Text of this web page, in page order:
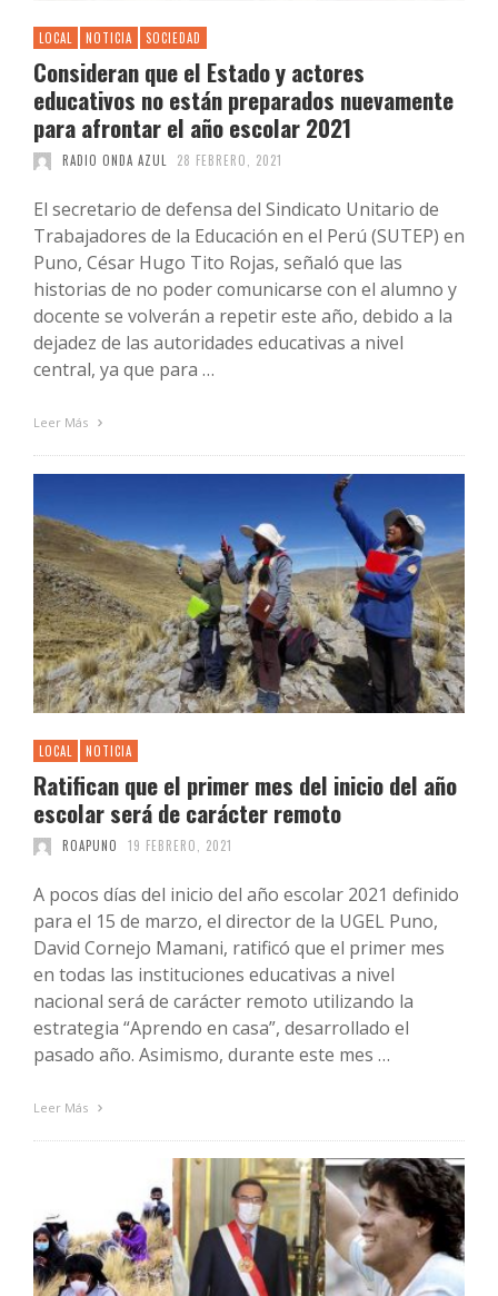
LOCAL NOTICIA SOCIEDAD
Consideran que el Estado y actores
educativos no están preparados nuevamente
para afrontar el año escolar 2021
RADIO ONDA AZUL 28 FEBRERO, 2021
El secretario de defensa del Sindicato Unitario de
Trabajadores de la Educación en el Perú (SUTEP) en
Puno, César Hugo Tito Rojas, señaló que las
historias de no poder comunicarse con el alumno y
docente se volverán a repetir este año, debido a la
dejadez de las autoridades educativas a nivel
central, ya que para …
Leer Más
LOCAL NOTICIA
Ratifican que el primer mes del inicio del año
escolar será de carácter remoto
ROAPUNO 19 FEBRERO, 2021
A pocos días del inicio del año escolar 2021 definido
para el 15 de marzo, el director de la UGEL Puno,
David Cornejo Mamani, ratificó que el primer mes
en todas las instituciones educativas a nivel
nacional será de carácter remoto utilizando la
estrategia “Aprendo en casa”, desarrollado el
pasado año. Asimismo, durante este mes …
Leer Más